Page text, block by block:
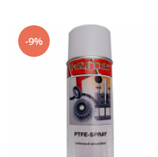
-9%